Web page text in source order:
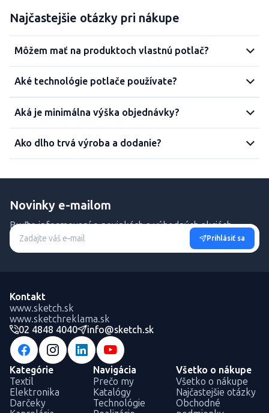
Najčastejšie otázky pri nákupe
Môžem mať na produktoch vlastnú potlač?
Aké technológie potlače používate?
Aká je minimálna výška objednávky?
Ako dlho trvá výroba a dodanie?
Novinky e-mailom
Buďte informovaní o novinkách a výhodných akciách.
Prihlásiť sa
Kontakt
www.sketch.sk
www.sketchreklama.sk
02 4848 4040
info@sketch.sk
Kategórie
Textil
Elektronika
Darčeky
Navigácia
Prečo my
Katalógy
Technológie
Všetko o nákupe
Všetko o nákupe
Najčastejšie otázky
Obchodné